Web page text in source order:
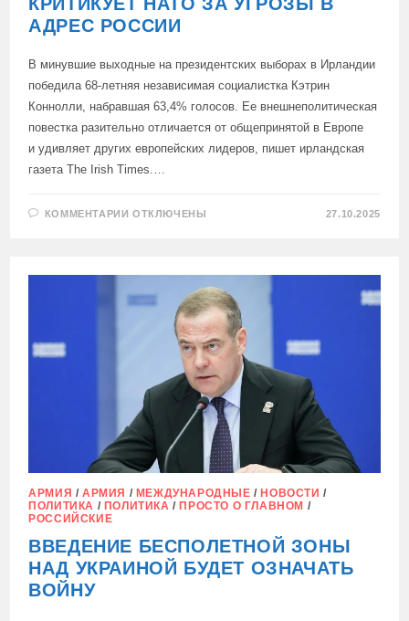
АДРЕС РОССИИ
В минувшие выходные на президентских выборах в Ирландии
победила 68-летняя независимая социалистка Кэтрин
Коннолли, набравшая 63,4% голосов. Ее внешнеполитическая
повестка разительно отличается от общепринятой в Европе
и удивляет других европейских лидеров, пишет ирландская
газета The Irish Times.…
КОММЕНТАРИИ К
КРИТИКУЕТ
ЗА
УГРОЗЫ
РОССИИ
ОТКЛЮЧЕНЫ 27.10.2025
АРМИЯ /АРМИЯ / МЕЖДУНАРОДНЫЕ /НОВОСТИ /
ПОЛИТИКА / ПОЛИТИКА /ПРОСТО О ГЛАВНОМ /
РОССИЙСКИЕ
ВВЕДЕНИЕ БЕСПОЛЕТНОЙ ЗОНЫ
НАД УКРАИНОЙ БУДЕТ ОЗНАЧАТЬ
ВОЙНУ